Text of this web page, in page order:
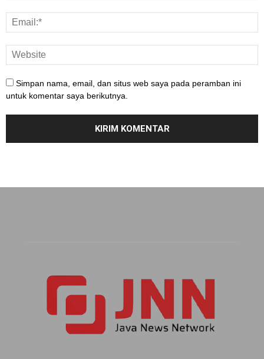
Simpan nama, email, dan situs web saya pada peramban ini
untuk komentar saya berikutnya.